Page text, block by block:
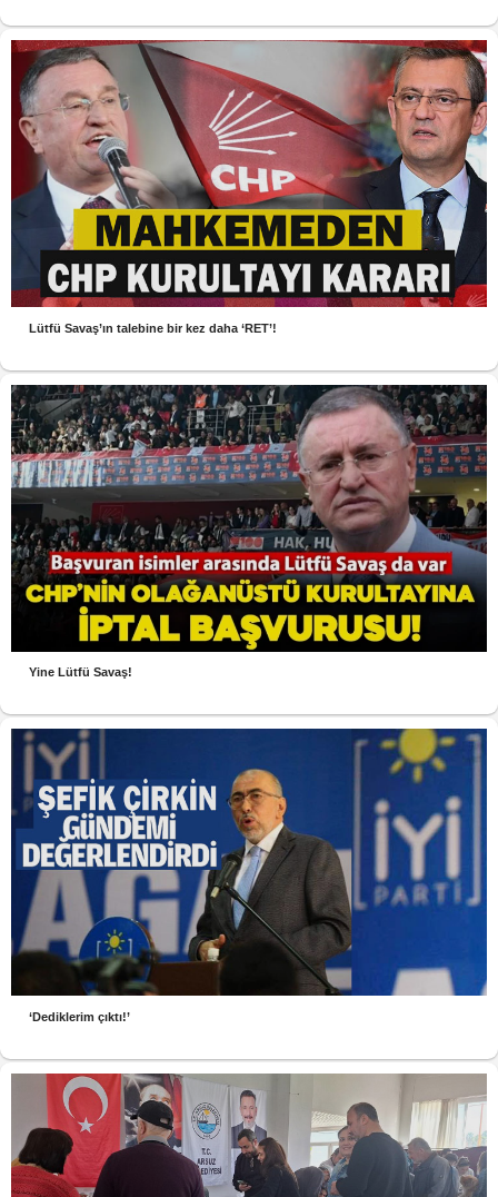
Lütfü Savaş’ın talebine bir kez daha ‘RET’!
Yine Lütfü Savaş!
‘Dediklerim çıktı!’